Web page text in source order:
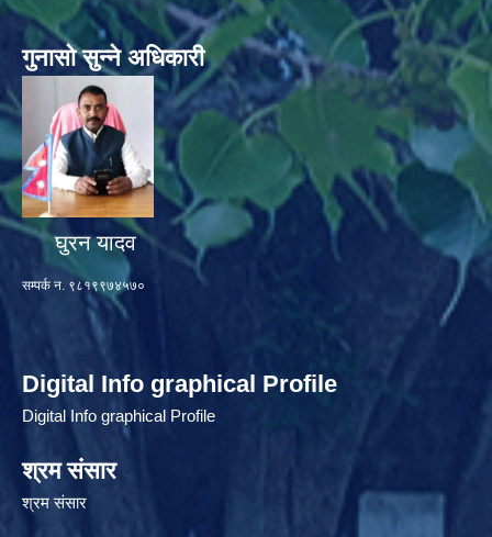
गुनासो सुन्ने अधिकारी
घुरन यादव
सम्पर्क न. ९८१९९७४५७०
Digital Info graphical Profile
Digital Info graphical Profile
श्रम संसार
श्रम संसार